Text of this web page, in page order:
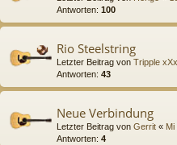
Antworten: 100
Rio Steelstring
Letzter Beitrag von Tripple xXx
Antworten: 43
Neue Verbindung
Letzter Beitrag von Gerrit « Mi
Antworten: 4